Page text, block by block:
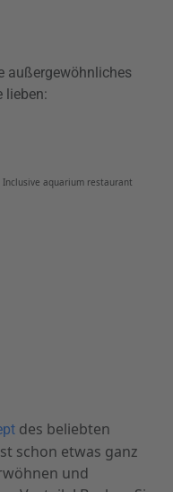
außergewöhnliches
lieben:
des beliebten
schon etwas ganz
und